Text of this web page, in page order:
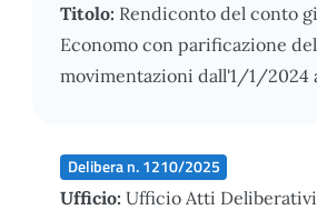
Titolo: Rendiconto del conto
Economo con parificazione
movimentazioni dall'1/1/
Delibera n. 1210/2025
Ufficio: Ufficio Atti Deliberativi